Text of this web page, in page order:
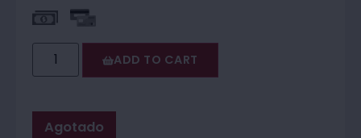
ADD TO CART
Agotado